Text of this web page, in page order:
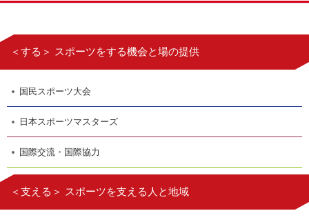
＜する＞ スポーツをする機会と場の提供
国民スポーツ大会
日本スポーツマスターズ
国際交流・国際協力
＜支える＞ スポーツを支える人と地域